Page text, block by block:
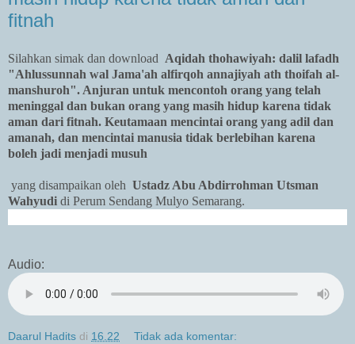
fitnah
Silahkan simak dan download Aqidah thohawiyah: dalil lafadh
"Ahlussunnah wal Jama'ah alfirqoh annajiyah ath thoifah al-
manshuroh". Anjuran untuk mencontoh orang yang telah
meninggal dan bukan orang yang masih hidup karena tidak
aman dari fitnah. Keutamaan mencintai orang yang adil dan
amanah, dan mencintai manusia tidak berlebihan karena
boleh jadi menjadi musuh
yang disampaikan oleh Ustadz Abu Abdirrohman Utsman
Wahyudi di Perum Sendang Mulyo Semarang.
Audio:
Daarul Hadits di 16.22 Tidak ada komentar: